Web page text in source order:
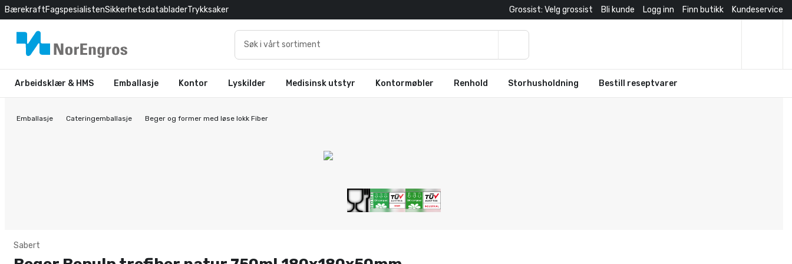
BærekraftFagspesialistenSikkerhetsdatabladerTrykksaker Grossist: Velg grossist Bli kunde Logg inn Finn butikk Kundeservice
Arbeidsklær & HMS Emballasje Kontor Lyskilder Medisinsk utstyr Kontormøbler Renhold Storhusholdning Bestill reseptvarer
Emballasje Cateringemballasje Beger og former med løse lokk Fiber
Sabert